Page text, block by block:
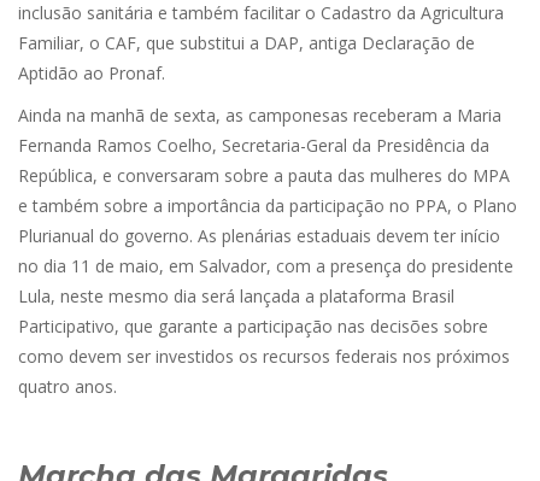
inclusão sanitária e também facilitar o Cadastro da Agricultura
Familiar, o CAF, que substitui a DAP, antiga Declaração de
Aptidão ao Pronaf.
Ainda na manhã de sexta, as camponesas receberam a Maria
Fernanda Ramos Coelho, Secretaria-Geral da Presidência da
República, e conversaram sobre a pauta das mulheres do MPA
e também sobre a importância da participação no PPA, o Plano
Plurianual do governo. As plenárias estaduais devem ter início
no dia 11 de maio, em Salvador, com a presença do presidente
Lula, neste mesmo dia será lançada a plataforma Brasil
Participativo, que garante a participação nas decisões sobre
como devem ser investidos os recursos federais nos próximos
quatro anos.